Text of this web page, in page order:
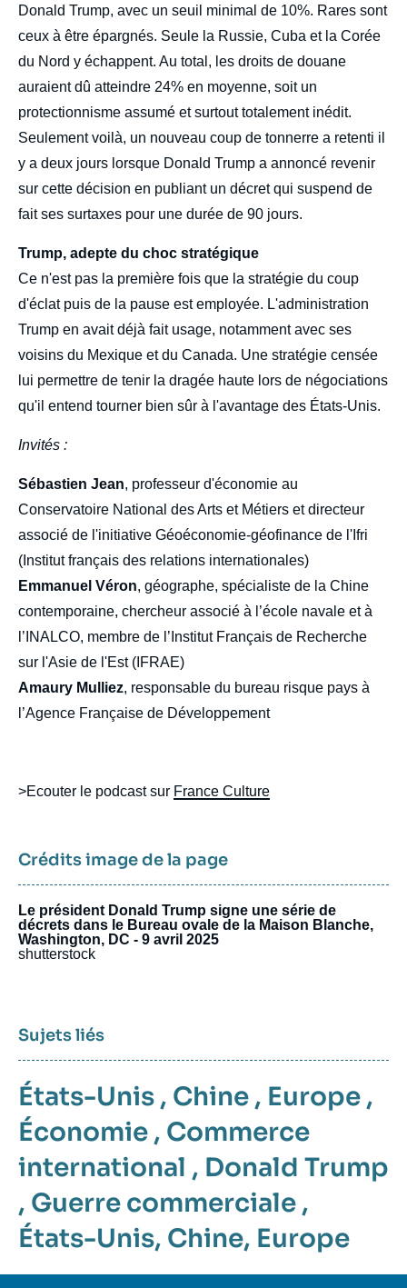
Donald Trump, avec un seuil minimal de 10%. Rares sont
ceux à être épargnés. Seule la Russie, Cuba et la Corée
du Nord y échappent. Au total, les droits de douane
auraient dû atteindre 24% en moyenne, soit un
protectionnisme assumé et surtout totalement inédit.
Seulement voilà, un nouveau coup de tonnerre a retenti il
y a deux jours lorsque Donald Trump a annoncé revenir
sur cette décision en publiant un décret qui suspend de
fait ses surtaxes pour une durée de 90 jours.
Trump, adepte du choc stratégique
Ce n'est pas la première fois que la stratégie du coup
d'éclat puis de la pause est employée. L'administration
Trump en avait déjà fait usage, notamment avec ses
voisins du Mexique et du Canada. Une stratégie censée
lui permettre de tenir la dragée haute lors de négociations
qu'il entend tourner bien sûr à l'avantage des États-Unis.
Invités :
Sébastien Jean, professeur d'économie au
Conservatoire National des Arts et Métiers et directeur
associé de l'initiative Géoéconomie-géofinance de l'Ifri
(Institut français des relations internationales)
Emmanuel Véron, géographe, spécialiste de la Chine
contemporaine, chercheur associé à l’école navale et à
l’INALCO, membre de l’Institut Français de Recherche
sur l'Asie de l'Est (IFRAE)
Amaury Mulliez, responsable du bureau risque pays à
l’Agence Française de Développement
>Ecouter le podcast sur France Culture
Crédits image de la page
Le président Donald Trump signe une série de
décrets dans le Bureau ovale de la Maison Blanche,
Washington, DC - 9 avril 2025
shutterstock
Sujets liés
États-Unis , Chine , Europe ,
Économie , Commerce
international , Donald Trump
, Guerre commerciale ,
États-Unis, Chine, Europe